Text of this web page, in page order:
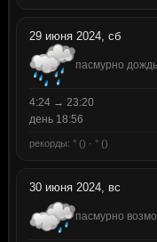
29 июня 2024, сб
пасмурно дождь
4:24 → 23:20
день 18:56
рекорды: ° () · ° ()
30 июня 2024, вс
пасмурно